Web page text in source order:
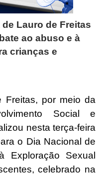
Lauro de Freitas
ao abuso e à
crianças e
Freitas, por meio da
Social e
nesta terça-feira
o Dia Nacional de
Exploração Sexual
celebrado na